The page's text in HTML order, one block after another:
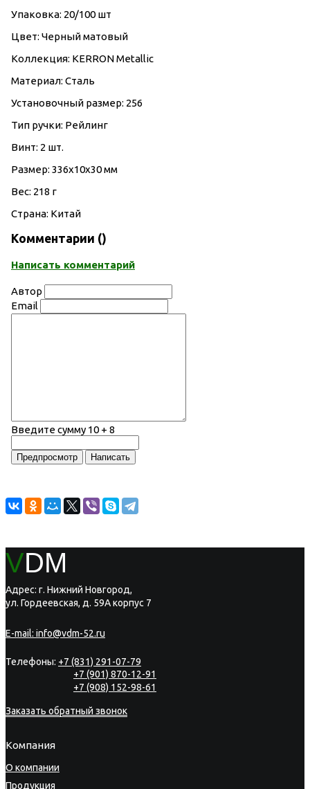
Упаковка: 20/100 шт
Цвет: Черный матовый
Коллекция: KERRON Metallic
Материал: Сталь
Установочный размер: 256
Тип ручки: Рейлинг
Винт: 2 шт.
Размер: 336х10х30 мм
Вес: 218 г
Страна: Китай
Комментарии ()
Написать комментарий
Автор
Email
Введите сумму 10 + 8
VDM
Адрес: г. Нижний Новгород,
ул. Гордеевская, д. 59А корпус 7
E-mail: info@vdm-52.ru
Телефоны: +7 (831) 291-07-79
+7 (901) 870-12-91
+7 (908) 152-98-61
Заказать обратный звонок
Компания
О компании
Продукция